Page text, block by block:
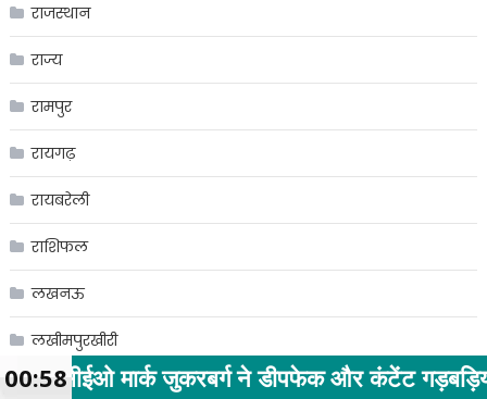
राजस्थान
राज्य
रामपुर
रायगढ़
रायबरेली
राशिफल
लखनऊ
लखीमपुरखीरी
लद्दाख
जुकरबर्ग ने डीपफेक और कंटेंट गड़बड़ियों पर सरकार से
00:58